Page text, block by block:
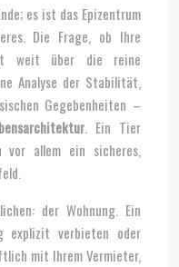
es ist das Epizentrum
Die Frage, ob Ihre
weit über die reine
Analyse der Stabilität,
Gegebenheiten –
. Ein Tier
allem ein sicheres,
der Wohnung. Ein
explizit verbieten oder
mit Ihrem Vermieter,